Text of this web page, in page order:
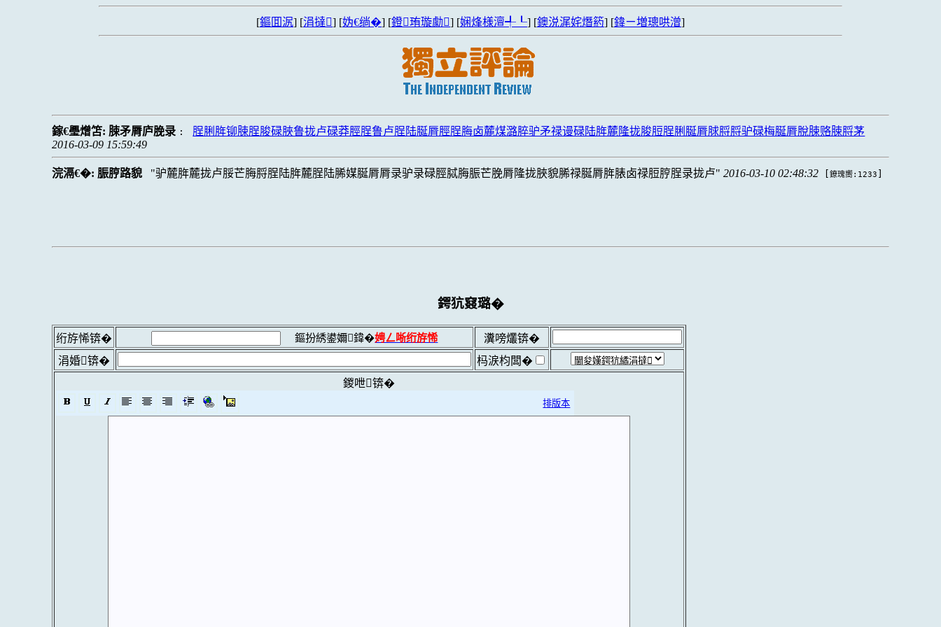
[鏂囬泦] [涓撻] [妫€绱�] [鐙珛璇勮] [娴烽様澶╃┖] [鐭涚浘姹熸箹] [鍏ㄧ増璁哄潧]
鎵€璺熷笘: 脨矛脣庐脕录 :
脭脷脌铆脨脭脧碌脥鲁拢卢碌莽脛脭鲁卢脭陆脠脣脛脭脢卤麓煤潞脺驴矛禄谩碌陆脌麓隆拢脧脰脭脷脠脣脙脟脟驴碌梅脠脣脫脨赂脨脟茅
2016-03-09 15:59:49
浣滆€�: 脤脝路貌 驴麓脌麓拢卢脮芒脢脟脭陆脌麓脭陆脪媒脠脣脣录驴录碌脛脦脢脤芒脕脣隆拢脥貌脪禄脠脣脌脿卤禄脰脝脭录拢卢 2016-03-10 02:48:32 [鐐瑰嚮:1233
鍔犺窡璐�
绗斿悕锛� 鏂扮綉鍙嬭鍏�娉ㄥ唽绗斿悕
瀵嗙爜锛�
涓婚锛�
杩涙枃闆�
鍐呭锛�
排版本